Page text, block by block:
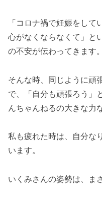
「コロナ禍で妊娠をし
心がなくならなくて」と
の不安が伝わってきます。
そんな時、同じように頑
で、「自分も頑張ろう」
んちゃんねるの大きな力
私も疲れた時は、自分な
います。
いくみさんの姿勢は、ま